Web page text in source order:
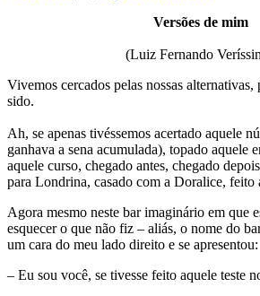
Versões de mim
(Luiz Fernando
Vivemos cercados pelas nossas
sido.
Ah, se apenas tivéssemos acertado aquele
ganhava a sena acumulada), topado aquele
aquele curso, chegado antes, chegado
para Londrina, casado com a Doralice,
Agora mesmo neste bar imaginário em que
esquecer o que não fiz – aliás, o nome do
um cara do meu lado direito e se apresentou:
– Eu sou você, se tivesse feito aquele teste